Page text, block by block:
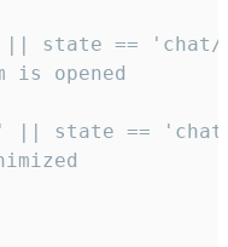
state ==
is opened
|| state ==